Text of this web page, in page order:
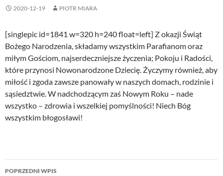
2020-12-19 PIOTR MIARA
[singlepic id=1841 w=320 h=240 float=left] Z okazji Świąt
Bożego Narodzenia, składamy wszystkim Parafianom oraz
miłym Gościom, najserdeczniejsze życzenia; Pokoju i Radości,
które przynosi Nowonarodzone Dziecię. Życzymy również, aby
miłość i zgoda zawsze panowały w naszych domach, rodzinie i
sąsiedztwie. W nadchodzącym zaś Nowym Roku – nade
wszystko – zdrowia i wszelkiej pomyślności! Niech Bóg
wszystkim błogosławi!
Nawigacja
POPRZEDNI WPIS